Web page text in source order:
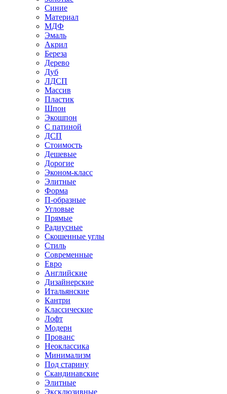
Синие
Материал
МДФ
Эмаль
Акрил
Береза
Дерево
Дуб
ЛДСП
Массив
Пластик
Шпон
Экошпон
С патиной
ДСП
Стоимость
Дешевые
Дорогие
Эконом-класс
Элитные
Форма
П-образные
Угловые
Прямые
Радиусные
Скошенные углы
Стиль
Современные
Евро
Английские
Дизайнерские
Итальянские
Кантри
Классические
Лофт
Модерн
Прованс
Неоклассика
Минимализм
Под старину
Скандинавские
Элитные
Эксклюзивные